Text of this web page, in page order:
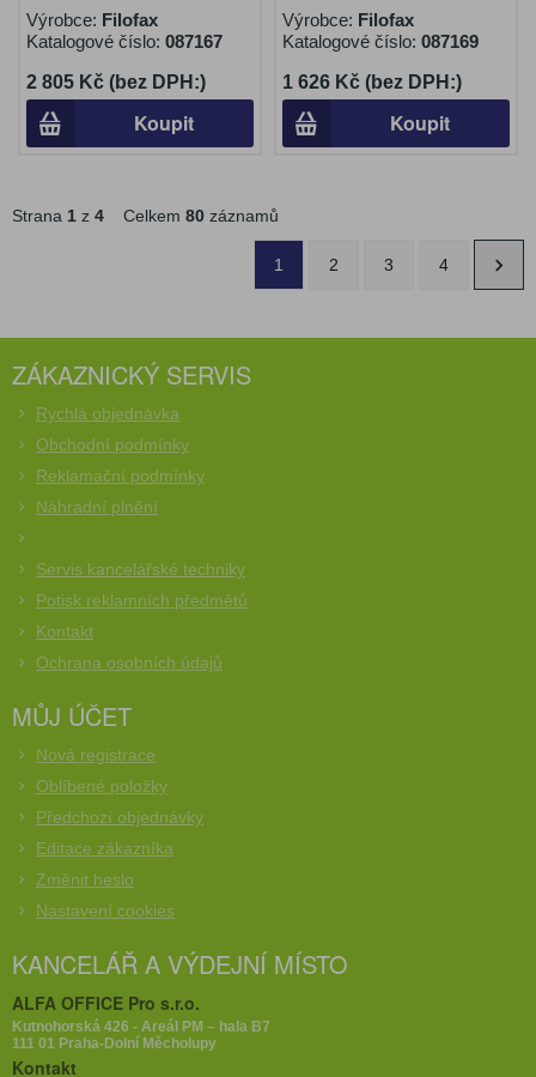
Výrobce: Filofax
Katalogové číslo: 087167
2 805 Kč (bez DPH:)
Koupit
Výrobce: Filofax
Katalogové číslo: 087169
1 626 Kč (bez DPH:)
Koupit
Strana 1 z 4 Celkem 80 záznamů
1 2 3 4
ZÁKAZNICKÝ SERVIS
Rychlá objednávka
Obchodní podmínky
Reklamační podmínky
Náhradní plnění
Servis kancelářské techniky
Potisk reklamních předmětů
Kontakt
Ochrana osobních údajů
MŮJ ÚČET
Nová registrace
Oblíbené položky
Předchozí objednávky
Editace zákazníka
Změnit heslo
Nastavení cookies
KANCELÁŘ A VÝDEJNÍ MÍSTO
ALFA OFFICE Pro s.r.o.
Kutnohorská 426 - Areál PM – hala B7
111 01 Praha-Dolní Měcholupy
Kontakt